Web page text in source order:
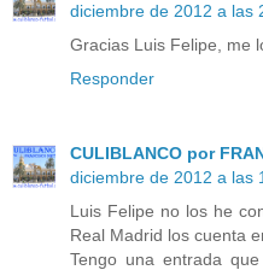
diciembre de 2012 a las
Gracias Luis Felipe, me
Responder
CULIBLANCO por
diciembre de 2012 a las
Luis Felipe no los he
Real Madrid los cuenta
Tengo una entrada